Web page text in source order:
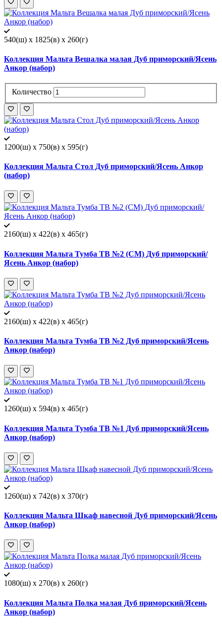
540(ш) x 1825(в) x 260(г)
Коллекция Мальта Вешалка малая Дуб приморский/Ясень
Анкор (набор)
Количество
1200(ш) x 750(в) x 595(г)
Коллекция Мальта Стол Дуб приморский/Ясень Анкор
(набор)
2160(ш) x 422(в) x 465(г)
Коллекция Мальта Тумба ТВ №2 (СМ) Дуб приморский/
Ясень Анкор (набор)
2160(ш) x 422(в) x 465(г)
Коллекция Мальта Тумба ТВ №2 Дуб приморский/Ясень
Анкор (набор)
1260(ш) x 594(в) x 465(г)
Коллекция Мальта Тумба ТВ №1 Дуб приморский/Ясень
Анкор (набор)
1260(ш) x 742(в) x 370(г)
Коллекция Мальта Шкаф навесной Дуб приморский/Ясень
Анкор (набор)
1080(ш) x 270(в) x 260(г)
Коллекция Мальта Полка малая Дуб приморский/Ясень
Анкор (набор)